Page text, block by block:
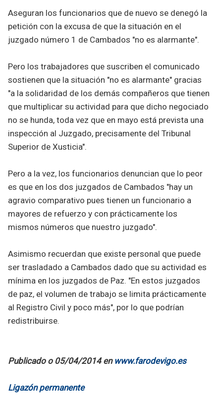
Aseguran los funcionarios que de nuevo se denegó la
petición con la excusa de que la situación en el
juzgado número 1 de Cambados "no es alarmante".
Pero los trabajadores que suscriben el comunicado
sostienen que la situación "no es alarmante" gracias
"a la solidaridad de los demás compañeros que tienen
que multiplicar su actividad para que dicho negociado
no se hunda, toda vez que en mayo está prevista una
inspección al Juzgado, precisamente del Tribunal
Superior de Xusticia".
Pero a la vez, los funcionarios denuncian que lo peor
es que en los dos juzgados de Cambados "hay un
agravio comparativo pues tienen un funcionario a
mayores de refuerzo y con prácticamente los
mismos números que nuestro juzgado".
Asimismo recuerdan que existe personal que puede
ser trasladado a Cambados dado que su actividad es
mínima en los juzgados de Paz. "En estos juzgados
de paz, el volumen de trabajo se limita prácticamente
al Registro Civil y poco más", por lo que podrían
redistribuirse.
Publicado o 05/04/2014 en www.farodevigo.es
Ligazón permanente